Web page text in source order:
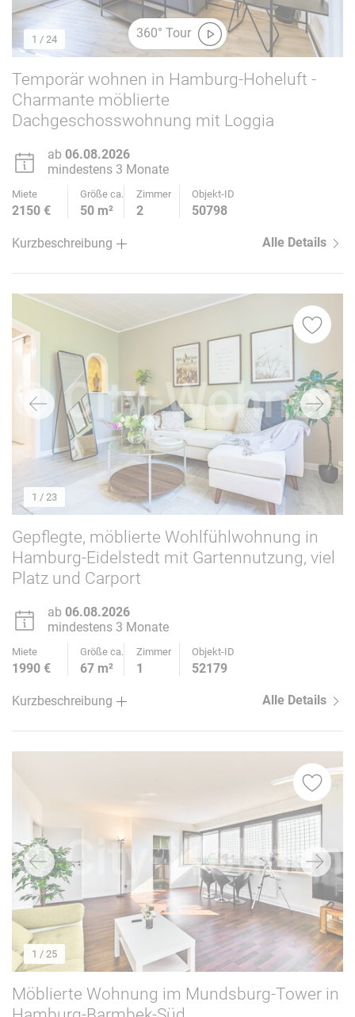
1 / 24 360° Tour
Temporär wohnen in Hamburg-Hoheluft -
Charmante möblierte
Dachgeschosswohnung mit Loggia
ab 06.08.2026
mindestens 3 Monate
Miete Größe ca. Zimmer Objekt-ID
2150 € 50 m² 2 50798
Kurzbeschreibung Alle Details
1 / 23
Gepflegte, möblierte Wohlfühlwohnung in
Hamburg-Eidelstedt mit Gartennutzung, viel
Platz und Carport
ab 06.08.2026
mindestens 3 Monate
Miete Größe ca. Zimmer Objekt-ID
1990 € 67 m² 1 52179
Kurzbeschreibung Alle Details
1 / 25
Möblierte Wohnung im Mundsburg-Tower in